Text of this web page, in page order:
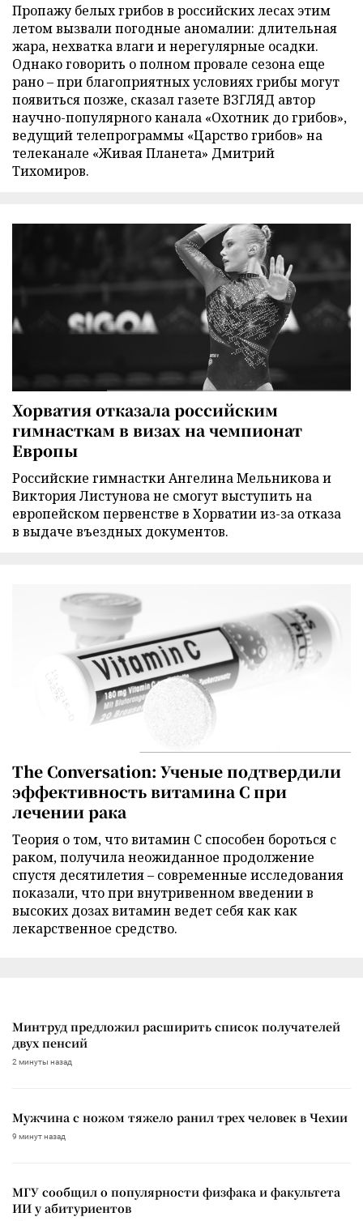
Пропажу белых грибов в российских лесах этим
летом вызвали погодные аномалии: длительная
жара, нехватка влаги и нерегулярные осадки.
Однако говорить о полном провале сезона еще
рано – при благоприятных условиях грибы могут
появиться позже, сказал газете ВЗГЛЯД автор
научно-популярного канала «Охотник до грибов»,
ведущий телепрограммы «Царство грибов» на
телеканале «Живая Планета» Дмитрий
Тихомиров.
Хорватия отказала российским
гимнасткам в визах на чемпионат
Европы
Российские гимнастки Ангелина Мельникова и
Виктория Листунова не смогут выступить на
европейском первенстве в Хорватии из-за отказа
в выдаче въездных документов.
The Conversation: Ученые подтвердили
эффективность витамина C при
лечении рака
Теория о том, что витамин C способен бороться с
раком, получила неожиданное продолжение
спустя десятилетия – современные исследования
показали, что при внутривенном введении в
высоких дозах витамин ведет себя как как
лекарственное средство.
Минтруд предложил расширить список получателей
двух пенсий
2 минуты назад
Мужчина с ножом тяжело ранил трех человек в Чехии
9 минут назад
МГУ сообщил о популярности физфака и факультета
ИИ у абитуриентов